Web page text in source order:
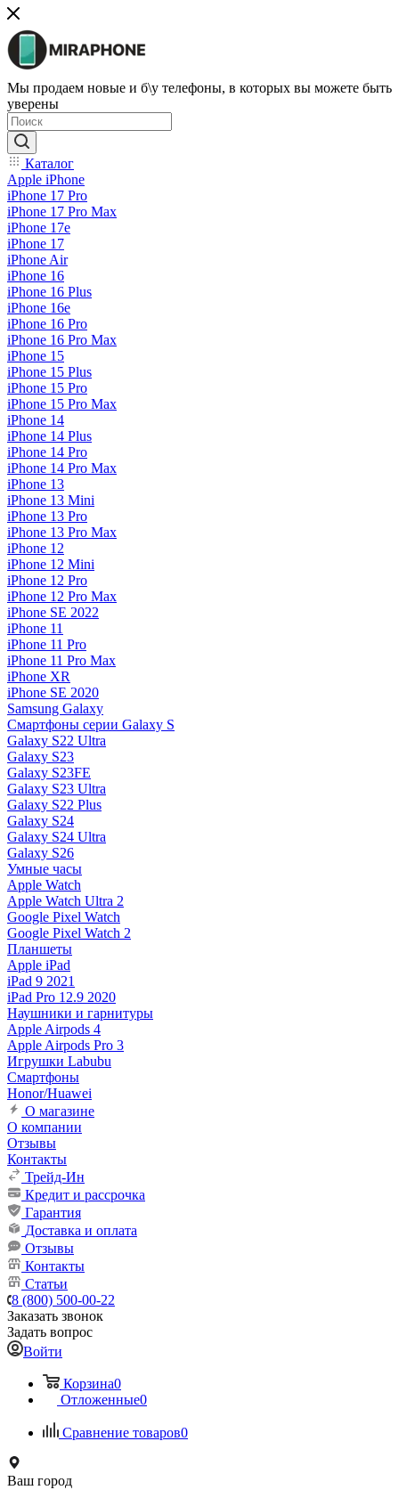
Мы продаем новые и б\у телефоны, в которых вы можете быть
уверены
Каталог
Apple iPhone
iPhone 17 Pro
iPhone 17 Pro Max
iPhone 17e
iPhone 17
iPhone Air
iPhone 16
iPhone 16 Plus
iPhone 16e
iPhone 16 Pro
iPhone 16 Pro Max
iPhone 15
iPhone 15 Plus
iPhone 15 Pro
iPhone 15 Pro Max
iPhone 14
iPhone 14 Plus
iPhone 14 Pro
iPhone 14 Pro Max
iPhone 13
iPhone 13 Mini
iPhone 13 Pro
iPhone 13 Pro Max
iPhone 12
iPhone 12 Mini
iPhone 12 Pro
iPhone 12 Pro Max
iPhone SE 2022
iPhone 11
iPhone 11 Pro
iPhone 11 Pro Max
iPhone XR
iPhone SE 2020
Samsung Galaxy
Смартфоны серии Galaxy S
Galaxy S22 Ultra
Galaxy S23
Galaxy S23FE
Galaxy S23 Ultra
Galaxy S22 Plus
Galaxy S24
Galaxy S24 Ultra
Galaxy S26
Умные часы
Apple Watch
Apple Watch Ultra 2
Google Pixel Watch
Google Pixel Watch 2
Планшеты
Apple iPad
iPad 9 2021
iPad Pro 12.9 2020
Наушники и гарнитуры
Apple Airpods 4
Apple Airpods Pro 3
Игрушки Labubu
Смартфоны
Honor/Huawei
О магазине
О компании
Отзывы
Контакты
Трейд-Ин
Кредит и рассрочка
Гарантия
Доставка и оплата
Отзывы
Контакты
Статьи
8 (800) 500-00-22
Заказать звонок
Задать вопрос
Войти
Корзина0
Отложенные0
Сравнение товаров0
Ваш город